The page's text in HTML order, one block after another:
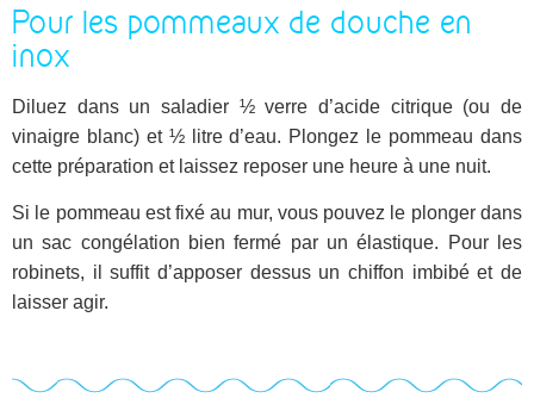
Pour les pommeaux de douche en
inox
Diluez dans un saladier ½ verre d’acide citrique (ou de
vinaigre blanc) et ½ litre d’eau. Plongez le pommeau dans
cette préparation et laissez reposer une heure à une nuit.
Si le pommeau est fixé au mur, vous pouvez le plonger dans
un sac congélation bien fermé par un élastique. Pour les
robinets, il suffit d’apposer dessus un chiffon imbibé et de
laisser agir.